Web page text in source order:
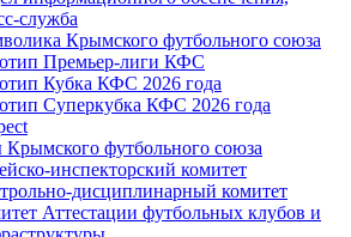
служба
Крымского футбольного союза
Премьер-лиги КФС
Кубка КФС 2026 года
Суперкубка КФС 2026 года
футбольного союза
инспекторский комитет
дисциплинарный комитет
Аттестации футбольных клубов и